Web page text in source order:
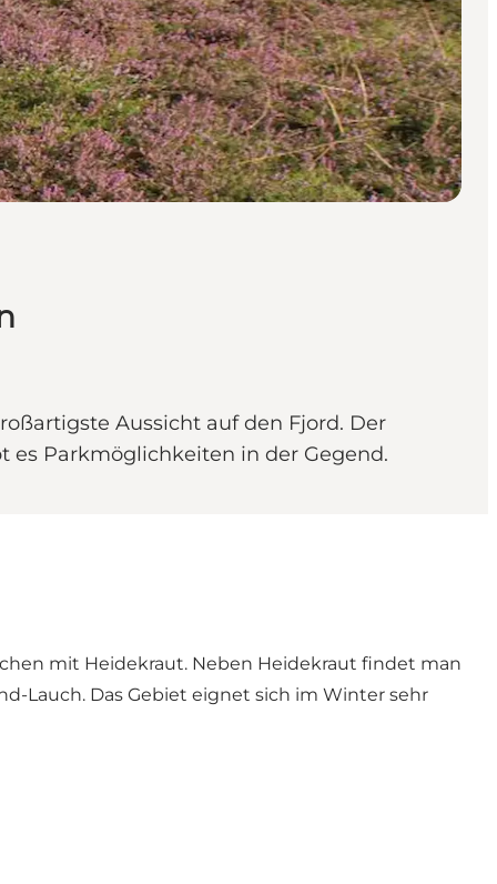
Aussicht auf den Fjord. Der
es Parkmöglichkeiten in der Gegend.
mit Heidekraut. Neben Heidekraut findet man
Lauch. Das Gebiet eignet sich im Winter sehr